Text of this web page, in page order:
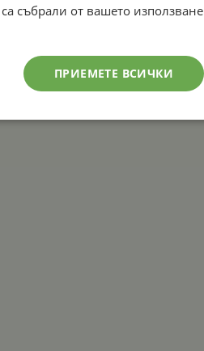
събрали от вашето използване
ПРИЕМЕТЕ ВСИЧКИ